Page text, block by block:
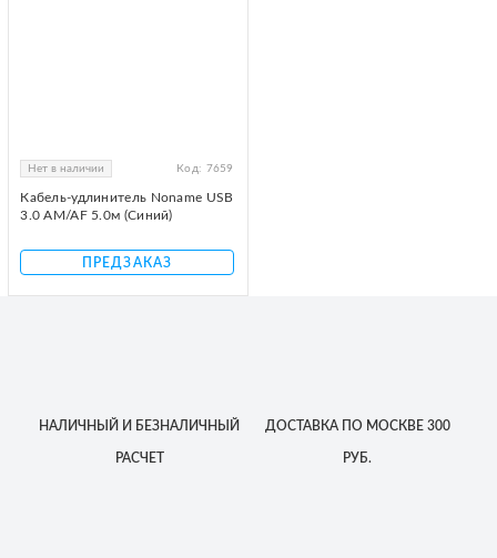
Нет в наличии Код: 7659
Кабель-удлинитель Noname USB
3.0 AM/AF 5.0м (Синий)
ПРЕДЗАКАЗ
НАЛИЧНЫЙ И БЕЗНАЛИЧНЫЙ
РАСЧЕТ
ДОСТАВКАПО МОСКВЕ 300
РУБ.